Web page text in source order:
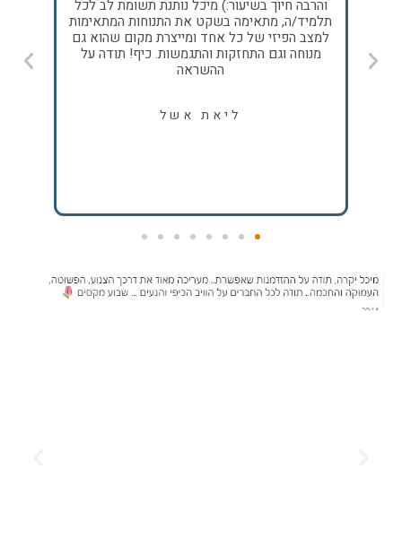
והרבה חיוך בשיעור:) מיכל נותנת תשומת לב לכל
תלמיד/ה, מתאימה בשקט את התנוחות המתאימות
למצב הפיזי של כל אחד ומייצרת מקום שהוא גם
מנוחה וגם התחזקות והתגמשות. כיף! תודה על
ההשראה
ליאת אשל
לכנס